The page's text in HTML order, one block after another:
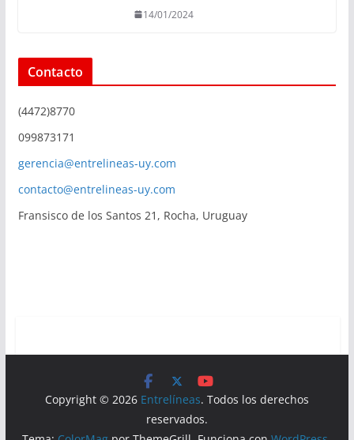
14/01/2024
Contacto
(4472)8770
099873171
gerencia@entrelineas-uy.com
contacto@entrelineas-uy.com
Fransisco de los Santos 21, Rocha, Uruguay
Copyright © 2026 Entrelíneas. Todos los derechos
reservados.